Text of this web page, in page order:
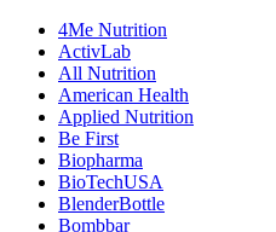
4Me Nutrition
ActivLab
All Nutrition
American Health
Applied Nutrition
Be First
Biopharma
BioTechUSA
BlenderBottle
Bombbar